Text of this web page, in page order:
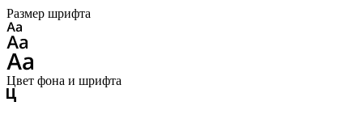
Размер шрифта
Цвет фона и шрифта